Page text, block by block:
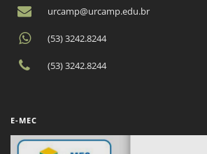
urcamp@urcamp.edu.br
(53) 3242.8244
(53) 3242.8244
E-MEC